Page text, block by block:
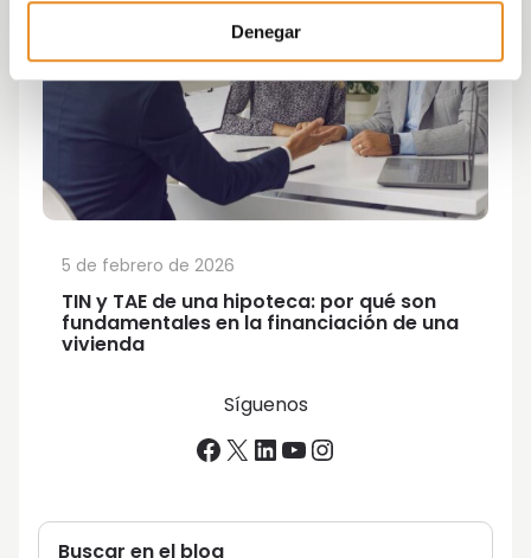
Denegar
TIN y TAE de una hipoteca: por qué son
fundamentales en la financiación de una
vivienda
5 de febrero de 2026
Síguenos
Facebook
X LinkedIn
YouTube
Instagram
Buscar en el blog